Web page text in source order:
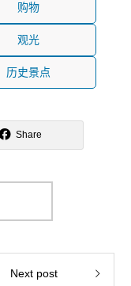
购物
观光
历史景点
Share
Next post